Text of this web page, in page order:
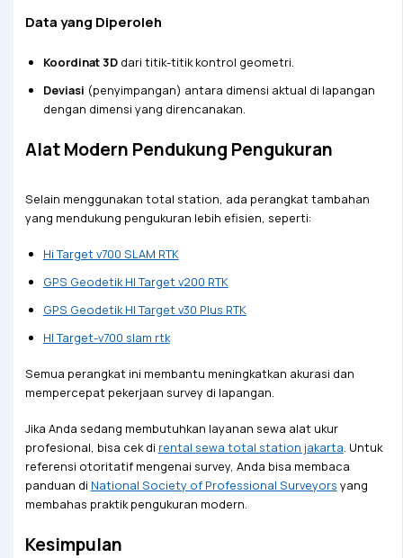
Data yang Diperoleh
Koordinat 3Ddari titik-titik kontrol geometri.
Deviasi (penyimpangan) antara dimensi aktual di lapangan
dengan dimensi yang direncanakan.
Alat Modern Pendukung Pengukuran
Selain menggunakan total station, ada perangkat tambahan
yang mendukung pengukuran lebih efisien, seperti:
Hi Target v700 SLAM RTK
GPS Geodetik HI Target v200 RTK
GPS Geodetik HI Target v30 Plus RTK
HI Target-v700 slam rtk
Semua perangkat ini membantu meningkatkan akurasi dan
mempercepat pekerjaan survey di lapangan.
Jika Anda sedang membutuhkan layanan sewa alat ukur
profesional, bisa cek di rental sewa total station jakarta. Untuk
referensi otoritatif mengenai survey, Anda bisa membaca
panduan di National Society of Professional Surveyors yang
membahas praktik pengukuran modern.
Kesimpulan